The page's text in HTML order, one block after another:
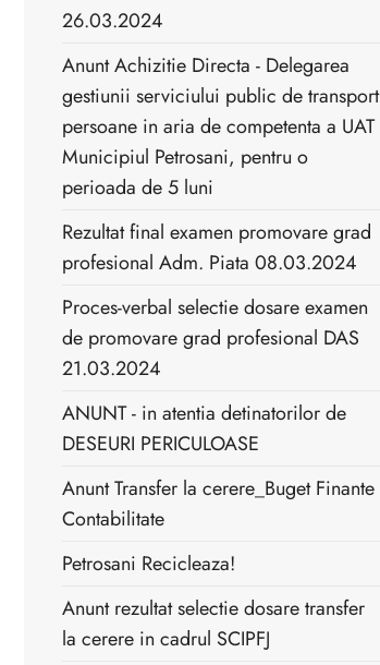
26.03.2024
Anunt Achizitie Directa - Delegarea
gestiunii serviciului public de transport
persoane in aria de competenta a UAT
Municipiul Petrosani, pentru o
perioada de 5 luni
Rezultat final examen promovare grad
profesional Adm. Piata 08.03.2024
Proces-verbal selectie dosare examen
de promovare grad profesional DAS
21.03.2024
ANUNT - in atentia detinatorilor de
DESEURI PERICULOASE
Anunt Transfer la cerere_Buget Finante
Contabilitate
Petrosani Recicleaza!
Anunt rezultat selectie dosare transfer
la cerere in cadrul SCIPFJ